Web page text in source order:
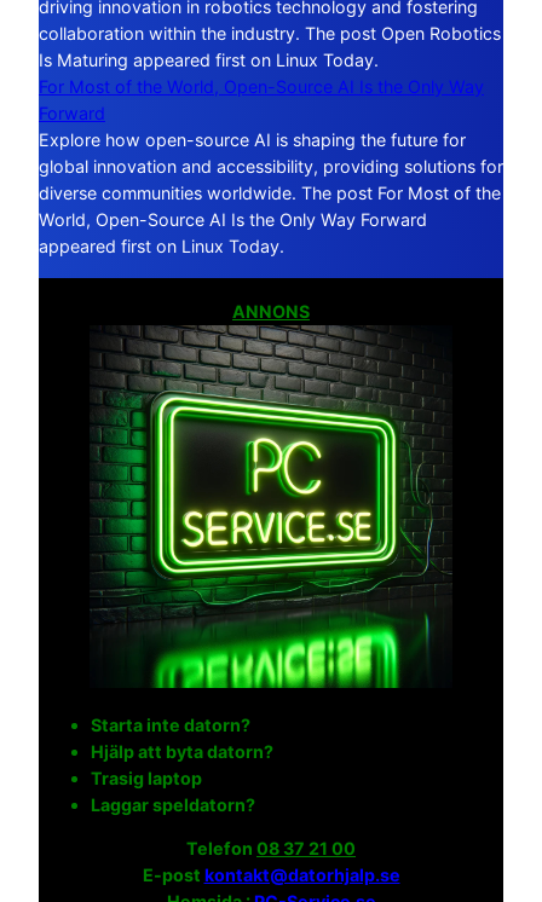
driving innovation in robotics technology and fostering
collaboration within the industry. The post Open Robotics
Is Maturing appeared first on Linux Today.
For Most of the World, Open-Source AI Is the Only Way
Forward
Explore how open-source AI is shaping the future for
global innovation and accessibility, providing solutions for
diverse communities worldwide. The post For Most of the
World, Open-Source AI Is the Only Way Forward
appeared first on Linux Today.
ANNONS
Starta inte datorn?
Hjälp att byta datorn?
Trasig laptop
Laggar speldatorn?
Telefon 08 37 21 00
E-post kontakt@datorhjalp.se